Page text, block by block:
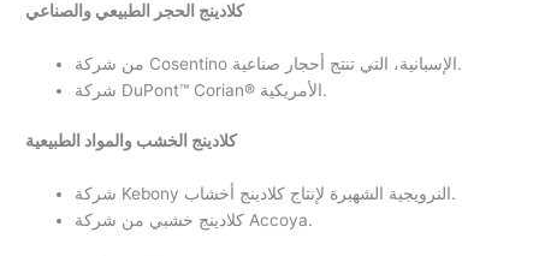
كلادينج الحجر الطبيعي والصناعي
من شركة Cosentino الإسبانية، التي تنتج أحجار صناعية.
شركة DuPont™ Corian® الأمريكية.
كلادينج الخشب والمواد الطبيعية
شركة Kebony النرويجية الشهيرة لإنتاج كلادينج أخشاب.
كلادينج خشبي من شركة Accoya.